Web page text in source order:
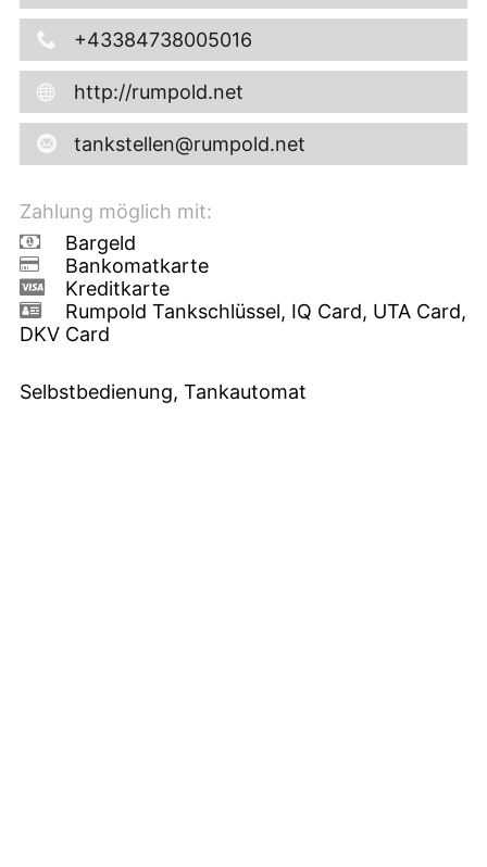
+43384738005016
http://rumpold.net
tankstellen@rumpold.net
Zahlung möglich mit:
Bargeld
Bankomatkarte
Kreditkarte
Rumpold Tankschlüssel, IQ Card, UTA Card,
DKV Card
Selbstbedienung, Tankautomat